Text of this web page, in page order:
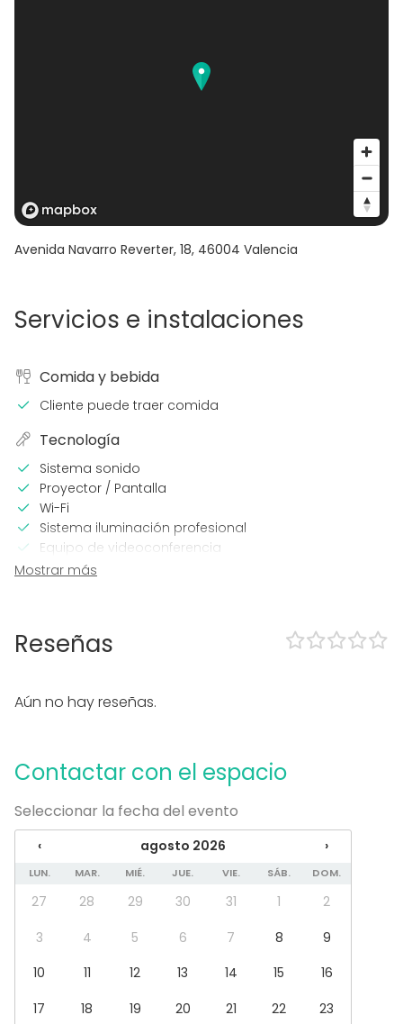
Avenida Navarro Reverter, 18, 46004 Valencia
Servicios e instalaciones
Comida y bebida
Cliente puede traer comida
Tecnología
Sistema sonido
Proyector / Pantalla
Wi-Fi
Sistema iluminación profesional
Equipo de videoconferencia
Calefacción
Accesible minusválidos
Equipamiento
Pizarra blanca / Flipchart
Vajilla
Tipo de eventos
Fiesta
Cena / Comida
Conferencia / Formación
Fiesta infantil
Mostrar más
Reseñas
Aún no hay reseñas.
Contactar con el espacio
Seleccionar la fecha del evento
‹ agosto 2026 ›
LUN. MAR. MIÉ. JUE. VIE. SÁB. DOM.
27 28 29 30 31 1
2
3
4 5 6 7 8
9
10
11 12 13 14 15
16
17
18 19 20 21 22
23